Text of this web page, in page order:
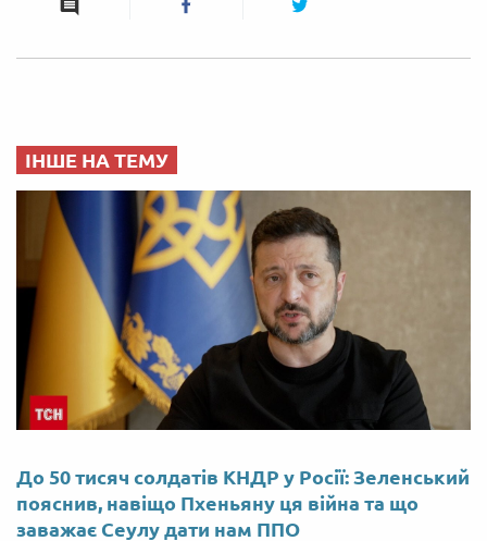
ІНШЕ НА ТЕМУ
До 50 тисяч солдатів КНДР у Росії: Зеленський
пояснив, навіщо Пхеньяну ця війна та що
заважає Сеулу дати нам ППО